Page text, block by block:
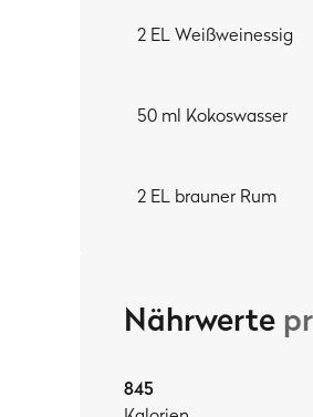
2 EL Weißweinessig
50 ml Kokoswasser
2 EL brauner Rum
Nährwerte
845